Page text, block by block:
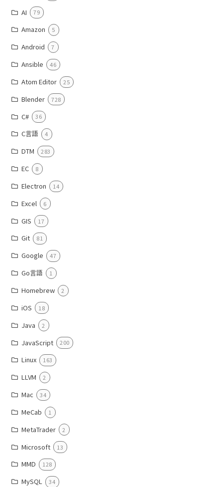
AI 79
Amazon 5
Android 7
Ansible 46
Atom Editor 25
Blender 728
C# 36
C言語 4
DTM 283
EC 8
Electron 14
Excel 6
GIS 17
Git 81
Google 47
Go言語 1
Homebrew 2
iOS 18
Java 2
JavaScript 200
Linux 163
LLVM 2
Mac 34
MeCab 1
MetaTrader 2
Microsoft 13
MMD 128
MySQL 34